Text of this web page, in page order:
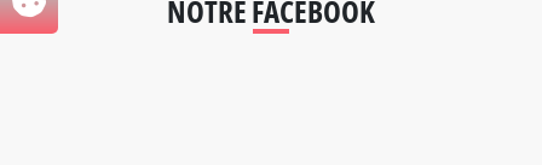
NOTRE FACEBOOK